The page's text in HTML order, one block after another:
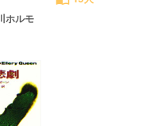
ホルモ